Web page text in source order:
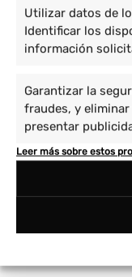
Utilizar datos de
Identificar los
información
Garantizar la
fraudes, y
presentar
Leer más sobre estos
Cuidado de niños y
Empoderamiento de la
Immersión cultural
Medio ambiente y